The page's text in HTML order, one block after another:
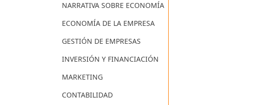
NARRATIVA SOBRE ECONOMÍA
ECONOMÍA DE LA EMPRESA
GESTIÓN DE EMPRESAS
INVERSIÓN Y FINANCIACIÓN
MARKETING
CONTABILIDAD